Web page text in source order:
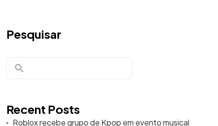
Pesquisar
Recent Posts
Roblox recebe grupo de Kpop em evento musical